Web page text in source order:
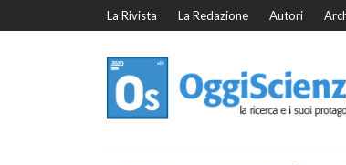
La Rivista La Redazione Autori